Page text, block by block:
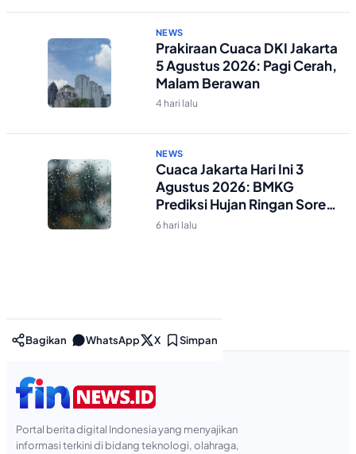
NEWS
Prakiraan Cuaca DKI Jakarta
5 Agustus 2026: Pagi Cerah,
Malam Berawan
4 hari lalu
NEWS
Cuaca Jakarta Hari Ini 3
Agustus 2026: BMKG
Prediksi Hujan Ringan Sore-
Malam
6 hari lalu
Bagikan WhatsApp X Simpan
Portal berita digital Indonesia yang menyajikan
informasi terkini di bidang teknologi, olahraga,